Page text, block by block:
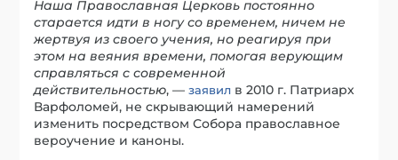
Наша Православная Церковь постоянно
старается идти в ногу со временем, ничем не
жертвуя из своего учения, но реагируя при
этом на веяния времени, помогая верующим
справляться с современной
действительностью, —заявил в 2010 г. Патриарх
Варфоломей, не скрывающий намерений
изменить посредством Собора православное
вероучение и каноны.